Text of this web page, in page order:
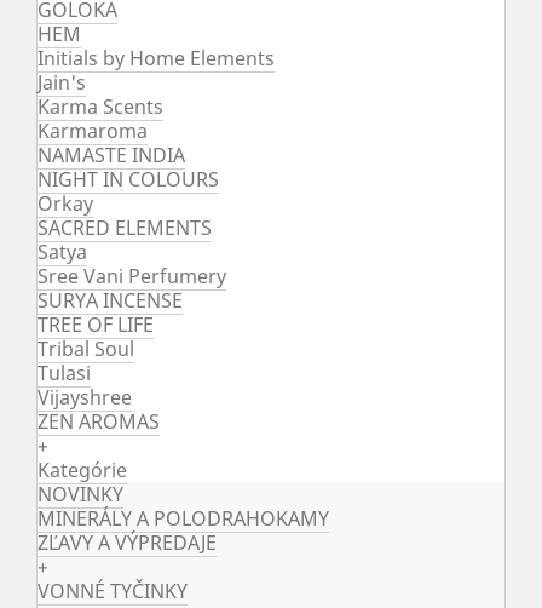
GOLOKA
HEM
Initials by Home Elements
Jain's
Karma Scents
Karmaroma
NAMASTE INDIA
NIGHT IN COLOURS
Orkay
SACRED ELEMENTS
Satya
Sree Vani Perfumery
SURYA INCENSE
TREE OF LIFE
Tribal Soul
Tulasi
Vijayshree
ZEN AROMAS
+
Kategórie
NOVINKY
MINERÁLY A POLODRAHOKAMY
ZĽAVY A VÝPREDAJE
+
VONNÉ TYČINKY